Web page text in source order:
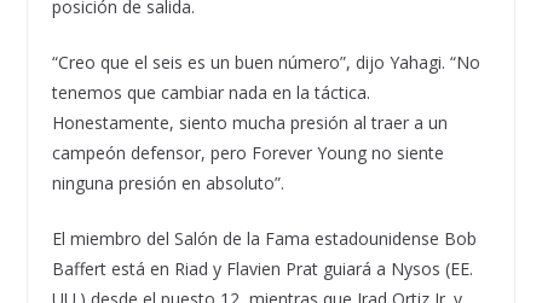
posición de salida.
“Creo que el seis es un buen número”, dijo Yahagi. “No
tenemos que cambiar nada en la táctica.
Honestamente, siento mucha presión al traer a un
campeón defensor, pero Forever Young no siente
ninguna presión en absoluto”.
El miembro del Salón de la Fama estadounidense Bob
Baffert está en Riad y Flavien Prat guiará a Nysos (EE.